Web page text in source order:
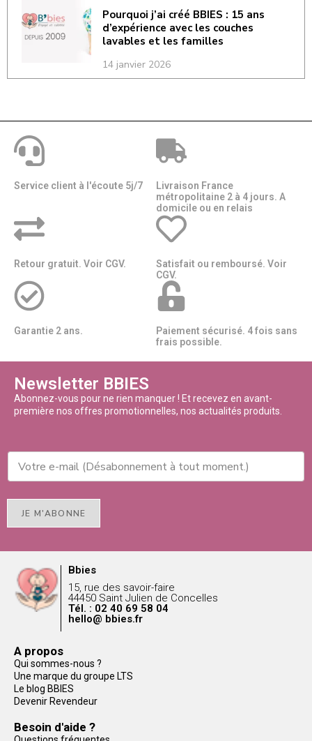
Pourquoi j’ai créé BBIES : 15 ans
d’expérience avec les couches
lavables et les familles
14 janvier 2026
Service client à l'écoute 5j/7
Livraison France
métropolitaine 2 à 4 jours. A
domicile ou en relais​​
Retour gratuit. Voir CGV.
Satisfait ou remboursé. Voir
CGV.
Garantie 2 ans.
Paiement sécurisé. 4 fois sans
frais possible.
Newsletter BBIES
Abonnez-vous pour ne rien manquer ! Et recevez en avant-
première nos offres promotionnelles, nos actualités produits.
JE M'ABONNE
Bbies
15, rue des savoir-faire
44450 Saint Julien de Concelles
Tél. : 02 40 69 58 04
hello@ bbies.fr
A propos
Qui sommes-nous ?
Une marque du groupe LTS
Le blog BBIES
Devenir Revendeur
Besoin d'aide ?